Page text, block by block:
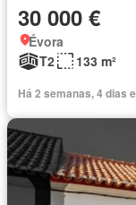
30 000 €
Évora
T2
133 m²
Há 2 semanas, 4 dias